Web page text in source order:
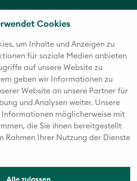
Cookies
um Inhalte und Anzeigen zu
für soziale Medien anbieten
auf unsere Website zu
geben wir Informationen zu
Website an unsere Partner für
und Analysen weiter. Unsere
Informationen möglicherweise mit
die Sie ihnen bereitgestellt
Rahmen Ihrer Nutzung der Dienste
der Twerenbold Reisen Gruppe